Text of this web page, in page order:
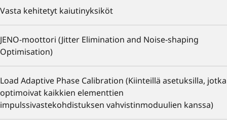
Vasta kehitetyt kaiutinyksiköt
JENO-moottori (Jitter Elimination and Noise-shaping
Optimisation)
Load Adaptive Phase Calibration (Kiinteillä asetuksilla, jotka
optimoivat kaikkien elementtien
impulssivastekohdistuksen vahvistinmoduulien kanssa)